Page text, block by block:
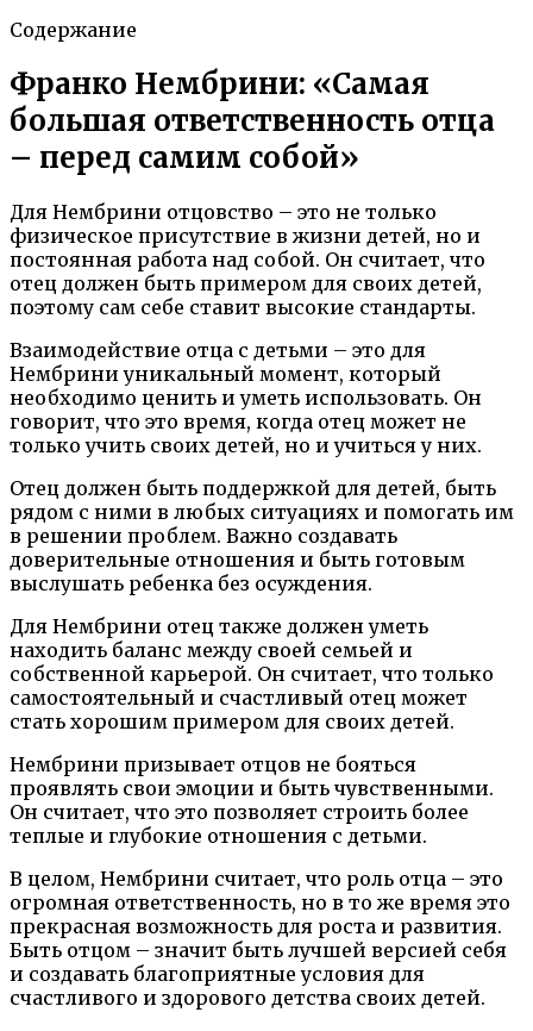
Содержание
Франко Нембрини: «Самая
большая ответственность отца
– перед самим собой»
Для Нембрини отцовство – это не только
физическое присутствие в жизни детей, но и
постоянная работа над собой. Он считает, что
отец должен быть примером для своих детей,
поэтому сам себе ставит высокие стандарты.
Взаимодействие отца с детьми – это для
Нембрини уникальный момент, который
необходимо ценить и уметь использовать. Он
говорит, что это время, когда отец может не
только учить своих детей, но и учиться у них.
Отец должен быть поддержкой для детей, быть
рядом с ними в любых ситуациях и помогать им
в решении проблем. Важно создавать
доверительные отношения и быть готовым
выслушать ребенка без осуждения.
Для Нембрини отец также должен уметь
находить баланс между своей семьей и
собственной карьерой. Он считает, что только
самостоятельный и счастливый отец может
стать хорошим примером для своих детей.
Нембрини призывает отцов не бояться
проявлять свои эмоции и быть чувственными.
Он считает, что это позволяет строить более
теплые и глубокие отношения с детьми.
В целом, Нембрини считает, что роль отца – это
огромная ответственность, но в то же время это
прекрасная возможность для роста и развития.
Быть отцом – значит быть лучшей версией себя
и создавать благоприятные условия для
счастливого и здорового детства своих детей.